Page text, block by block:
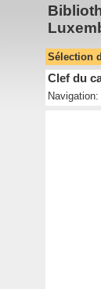
Sélection
Clef du
Navigation: